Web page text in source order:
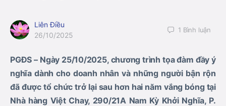
Liên Điều
26/10/2025
1 Bình luận
PGĐS – Ngày 25/10/2025, chương trình tọa đàm đầy ý
nghĩa dành cho doanh nhân và những người bận rộn
đã được tổ chức trở lại sau hơn hai năm vắng bóng tại
Nhà hàng Việt Chay, 290/21A Nam Kỳ Khởi Nghĩa, P.